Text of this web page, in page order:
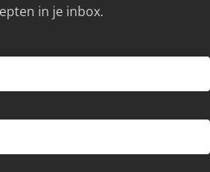
in je inbox.